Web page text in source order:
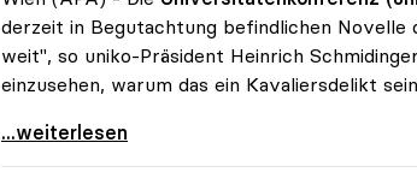
derzeit in Begutachtung befindlichen
weit", so uniko-Präsident Heinrich
einzusehen, warum das ein Kavaliersdelikt
Plagiate: Rektoren wollen Nachschärfung
...weiterlesen